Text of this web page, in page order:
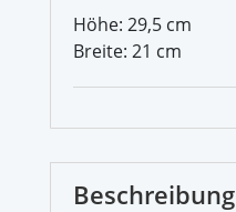
Höhe: 29,5 cm
Breite: 21 cm
Beschreibung